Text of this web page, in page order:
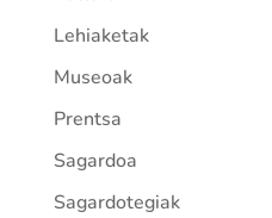
Lehiaketak
Museoak
Prentsa
Sagardoa
Sagardotegiak